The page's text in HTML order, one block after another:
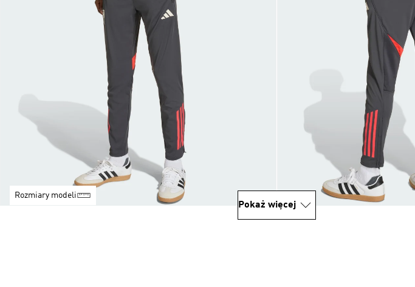
Rozmiary modeli
Pokaż więcej